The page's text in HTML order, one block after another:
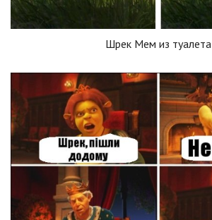
Шрек Мем из туалета